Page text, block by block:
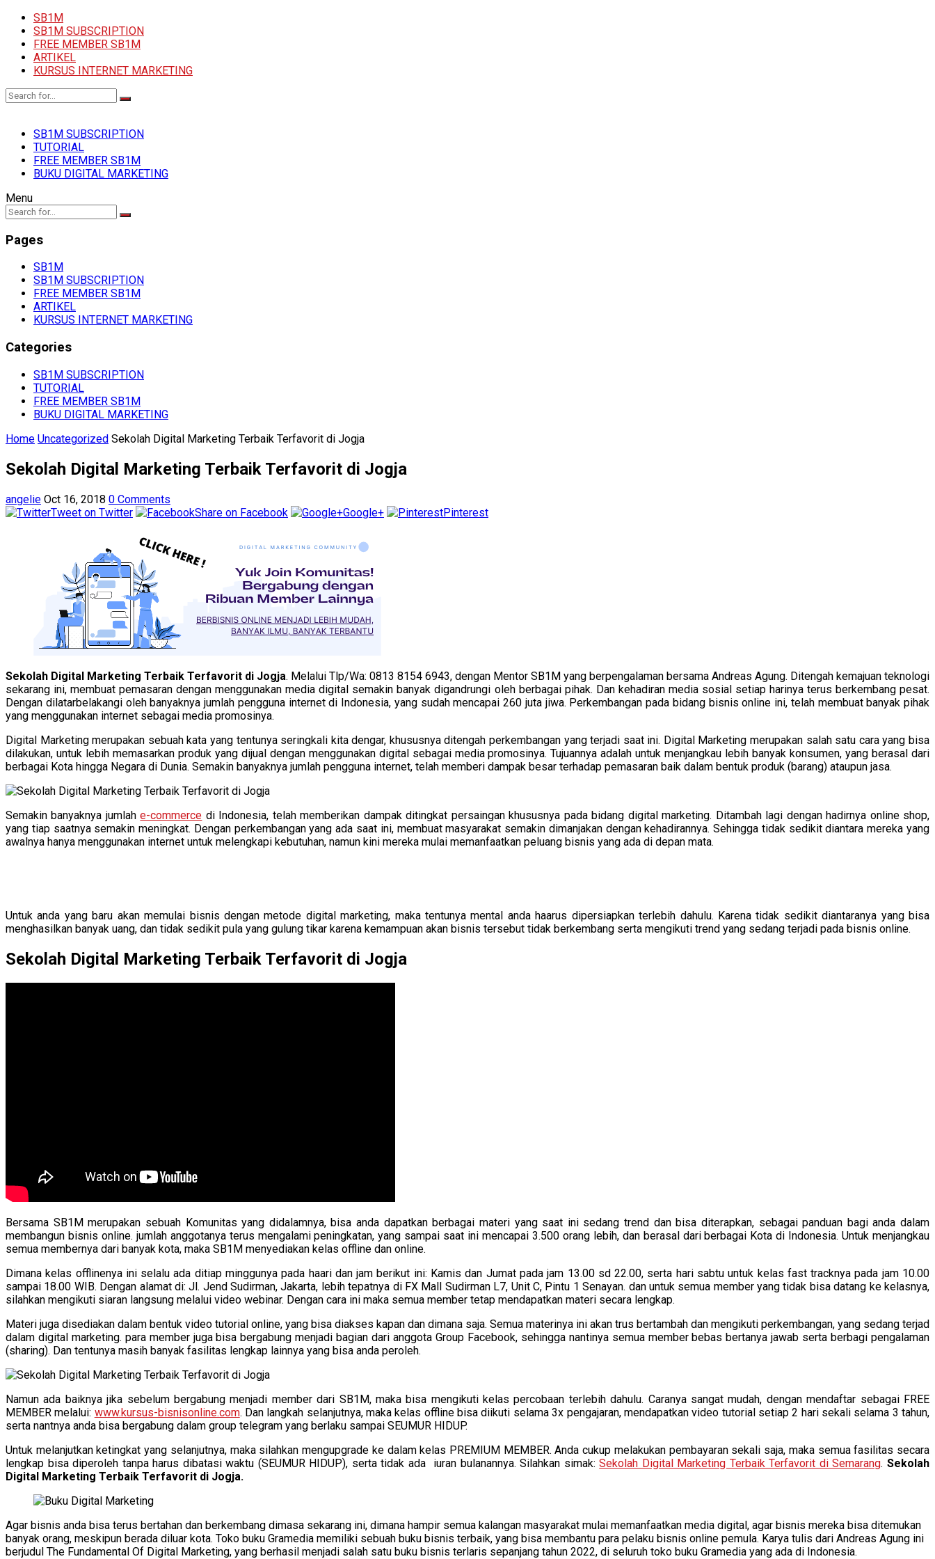
SB1M
SB1M SUBSCRIPTION
FREE MEMBER SB1M
ARTIKEL
KURSUS INTERNET MARKETING
SB1M SUBSCRIPTION
TUTORIAL
FREE MEMBER SB1M
BUKU DIGITAL MARKETING
Menu
Pages
SB1M
SB1M SUBSCRIPTION
FREE MEMBER SB1M
ARTIKEL
KURSUS INTERNET MARKETING
Categories
SB1M SUBSCRIPTION
TUTORIAL
FREE MEMBER SB1M
BUKU DIGITAL MARKETING
Home Uncategorized Sekolah Digital Marketing Terbaik Terfavorit di Jogja
Sekolah Digital Marketing Terbaik Terfavorit di Jogja
angelie Oct 16, 2018 0 Comments
Tweet on Twitter
Share on Facebook Google+ Pinterest
Sekolah Digital Marketing Terbaik Terfavorit di Jogja. Melalui Tlp/Wa: 0813 8154 6943, dengan Mentor SB1M yang berpengalaman bersama Andreas Agung. Ditengah kemajuan teknologi
sekarang ini, membuat pemasaran dengan menggunakan media digital semakin banyak digandrungi oleh berbagai pihak. Dan kehadiran media sosial setiap harinya terus berkembang pesat.
Dengan dilatarbelakangi oleh banyaknya jumlah pengguna internet di Indonesia, yang sudah mencapai 260 juta jiwa. Perkembangan pada bidang bisnis online ini, telah membuat banyak pihak
yang menggunakan internet sebagai media promosinya.
Digital Marketing merupakan sebuah kata yang tentunya seringkali kita dengar, khususnya ditengah perkembangan yang terjadi saat ini. Digital Marketing merupakan salah satu cara yang bisa
dilakukan, untuk lebih memasarkan produk yang dijual dengan menggunakan digital sebagai media promosinya. Tujuannya adalah untuk menjangkau lebih banyak konsumen, yang berasal dari
berbagai Kota hingga Negara di Dunia. Semakin banyaknya jumlah pengguna internet, telah memberi dampak besar terhadap pemasaran baik dalam bentuk produk (barang) ataupun jasa.
Semakin banyaknya jumlahe-commerce di Indonesia, telah memberikan dampak ditingkat persaingan khususnya pada bidang digital marketing. Ditambah lagi dengan hadirnya online shop,
yang tiap saatnya semakin meningkat. Dengan perkembangan yang ada saat ini, membuat masyarakat semakin dimanjakan dengan kehadirannya. Sehingga tidak sedikit diantara mereka yang
awalnya hanya menggunakan internet untuk melengkapi kebutuhan, namun kini mereka mulai memanfaatkan peluang bisnis yang ada di depan mata.
Untuk anda yang baru akan memulai bisnis dengan metode digital marketing, maka tentunya mental anda haarus dipersiapkan terlebih dahulu. Karena tidak sedikit diantaranya yang bisa
menghasilkan banyak uang, dan tidak sedikit pula yang gulung tikar karena kemampuan akan bisnis tersebut tidak berkembang serta mengikuti trend yang sedang terjadi pada bisnis online.
Sekolah Digital Marketing Terbaik Terfavorit di Jogja
Bersama SB1M merupakan sebuah Komunitas yang didalamnya, bisa anda dapatkan berbagai materi yang saat ini sedang trend dan bisa diterapkan, sebagai panduan bagi anda dalam
membangun bisnis online. jumlah anggotanya terus mengalami peningkatan, yang sampai saat ini mencapai 3.500 orang lebih, dan berasal dari berbagai Kota di Indonesia. Untuk menjangkau
semua membernya dari banyak kota, maka SB1M menyediakan kelas offline dan online.
Dimana kelas offlinenya ini selalu ada ditiap minggunya pada haari dan jam berikut ini: Kamis dan Jumat pada jam 13.00 sd 22.00, serta hari sabtu untuk kelas fast tracknya pada jam 10.00
sampai 18.00 WIB. Dengan alamat di: Jl. Jend Sudirman, Jakarta, lebih tepatnya di FX Mall Sudirman L7, Unit C, Pintu 1 Senayan. dan untuk semua member yang tidak bisa datang ke kelasnya,
silahkan mengikuti siaran langsung melalui video webinar. Dengan cara ini maka semua member tetap mendapatkan materi secara lengkap.
Materi juga disediakan dalam bentuk video tutorial online, yang bisa diakses kapan dan dimana saja. Semua materinya ini akan trus bertambah dan mengikuti perkembangan, yang sedang terjad
dalam digital marketing. para member juga bisa bergabung menjadi bagian dari anggota Group Facebook, sehingga nantinya semua member bebas bertanya jawab serta berbagi pengalaman
(sharing). Dan tentunya masih banyak fasilitas lengkap lainnya yang bisa anda peroleh.
Namun ada baiknya jika sebelum bergabung menjadi member dari SB1M, maka bisa mengikuti kelas percobaan terlebih dahulu. Caranya sangat mudah, dengan mendaftar sebagai FREE
MEMBER melalui: www.kursus-bisnisonline.com. Dan langkah selanjutnya, maka kelas offline bisa diikuti selama 3x pengajaran, mendapatkan video tutorial setiap 2 hari sekali selama 3 tahun,
serta nantnya anda bisa bergabung dalam group telegram yang berlaku sampai SEUMUR HIDUP.
Untuk melanjutkan ketingkat yang selanjutnya, maka silahkan mengupgrade ke dalam kelas PREMIUM MEMBER. Anda cukup melakukan pembayaran sekali saja, maka semua fasilitas secara
lengkap bisa diperoleh tanpa harus dibatasi waktu (SEUMUR HIDUP), serta tidak ada iuran bulanannya. Silahkan simak:Sekolah Digital Marketing Terbaik Terfavorit di Semarang. Sekolah
Digital Marketing Terbaik Terfavorit di Jogja.
Agar bisnis anda bisa terus bertahan dan berkembang dimasa sekarang ini, dimana hampir semua kalangan masyarakat mulai memanfaatkan media digital, agar bisnis mereka bisa ditemukan
banyak orang, meskipun berada diluar kota. Toko buku Gramedia memiliki sebuah buku bisnis terbaik, yang bisa membantu para pelaku bisnis online pemula. Karya tulis dari Andreas Agung ini
berjudul The Fundamental Of Digital Marketing, yang berhasil menjadi salah satu buku bisnis terlaris sepanjang tahun 2022, di seluruh toko buku Gramedia yang ada di Indonesia.